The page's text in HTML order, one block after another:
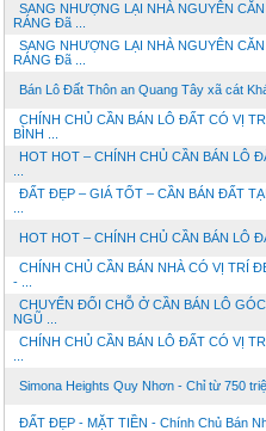
SANG NHƯỢNG LẠI NHÀ NGUYÊN
RÁNG Đã ...
SANG NHƯỢNG LẠI NHÀ NGUYÊN
RÁNG Đã ...
Bán Lô Đất Thôn an Quang Tây xã cát
CHÍNH CHỦ CẦN BÁN LÔ ĐẤT CÓ VỊ
BÌNH ...
HOT HOT – CHÍNH CHỦ CẦN BÁN LÔ
ĐẤT ĐẸP – GIÁ TỐT – CẦN BÁN ĐẤT
HOT HOT – CHÍNH CHỦ CẦN BÁN LÔ
CHÍNH CHỦ CẦN BÁN NHÀ CÓ VỊ TRÍ
- ...
CHUYỂN ĐỔI CHỖ Ở CẦN BÁN LÔ
NGŨ ...
CHÍNH CHỦ CẦN BÁN LÔ ĐẤT CÓ VỊ
Simona Heights Quy Nhơn - Chỉ từ 750
ĐẤT ĐẸP - MẶT TIỀN - Chính Chủ Bán